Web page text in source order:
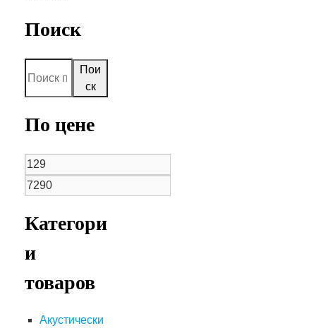
Поиск
Пои
ск
По цене
Категори
и
товаров
Акустически